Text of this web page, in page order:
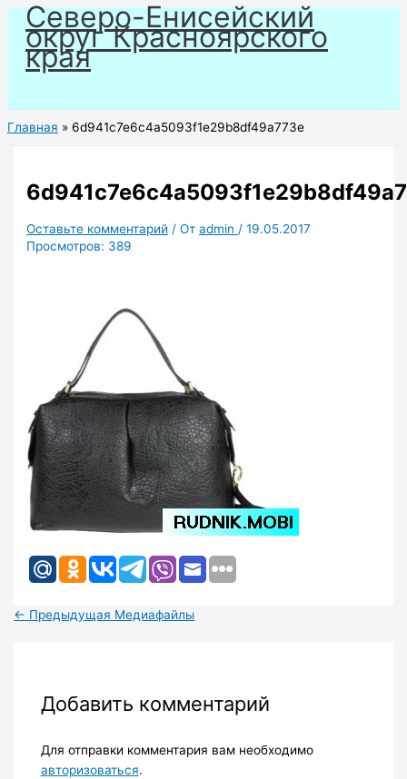
Перейти
содержимому
Северо-Енисейский
округ Красноярского
края
Главная 6d941c7e6c4a5093f1e29b8df49a773e
Оставьте комментарий / Отadmin /19.05.2017
Просмотров: 389
← Предыдущая Медиафайлы
Добавить комментарий
Для отправки комментария вам необходимо
авторизоваться.